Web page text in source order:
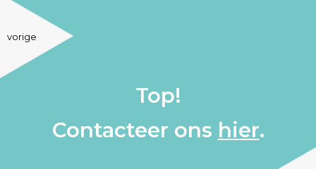
vorige
Top!
Contacteer ons hier.